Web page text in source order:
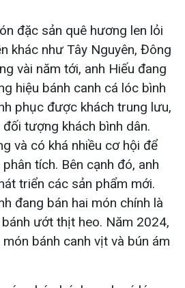
đặc sản quê hương len lỏi
khác như Tây Nguyên, Đông
vài năm tới, anh Hiếu đang
hiệu bánh canh cá lóc bình
phục được khách trung lưu,
tượng khách bình dân.
và có khá nhiều cơ hội để
tích. Bên cạnh đó, anh
triển các sản phẩm mới.
đang bán hai món chính là
ướt thịt heo. Năm 2024,
bánh canh vịt và bún ám